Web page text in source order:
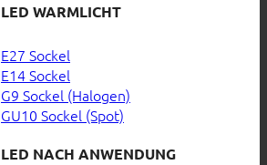
LED WARMLICHT
E27 Sockel
E14 Sockel
G9 Sockel (Halogen)
GU10 Sockel (Spot)
LED NACH ANWENDUNG